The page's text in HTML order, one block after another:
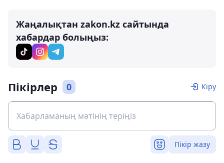
Жаңалықтан zakon.kz сайтында
хабардар болыңыз:
Пікірлер 0 Кіру
Пікір жазу